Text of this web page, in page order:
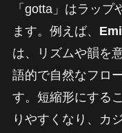
「gotta」はラッ
ます。例えば、
は、リズムや韻を
語的で自然なフロ
す。短縮形にする
りやすくなり、カ